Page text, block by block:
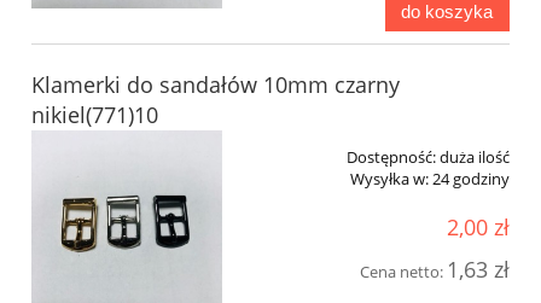
do koszyka
Klamerki do sandałów 10mm czarny
nikiel(771)10
Dostępność:duża ilość
Wysyłka w:24 godziny
2,00 zł
Cena netto: 1,63 zł